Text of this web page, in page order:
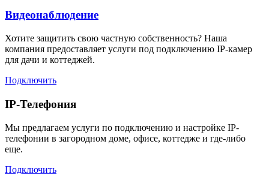
Видеонаблюдение
Хотите защитить свою частную собственность? Наша
компания предоставляет услуги под подключению IP-камер
для дачи и коттеджей.
Подключить
IP-Телефония
Мы предлагаем услуги по подключению и настройке IP-
телефонии в загородном доме, офисе, коттедже и где-либо
еще.
Подключить